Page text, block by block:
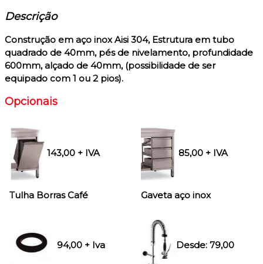
Descrição
Construção em aço inox Aisi 304, Estrutura em tubo
quadrado de 40mm, pés de nivelamento, profundidade
600mm, alçado de 40mm, (possibilidade de ser
equipado com 1 ou 2 pios).
Opcionais
143,00 + IVA
Tulha Borras Café
85,00 + IVA
Gaveta aço inox
94,00 + Iva Desde:79,00